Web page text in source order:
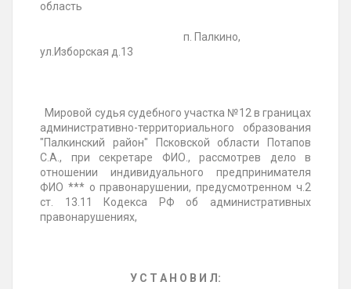
область
п. Палкино,
ул.Изборская д.13
Мировой судья судебного участка №12 в границах
административно-территориального образования
"Палкинский район" Псковской области Потапов
С.А., при секретаре ФИО., рассмотрев дело в
отношении индивидуального предпринимателя
ФИО *** о правонарушении, предусмотренном ч.2
ст. 13.11 Кодекса РФ об административных
правонарушениях,
У С Т А Н О В И Л: